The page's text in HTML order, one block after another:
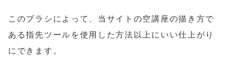
このブラシによって、当サイトの空講座の描き方で
ある指先ツールを使用した方法以上にいい仕上がり
にできます。